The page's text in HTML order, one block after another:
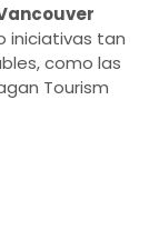
iniciativas tan
como las
Tourism